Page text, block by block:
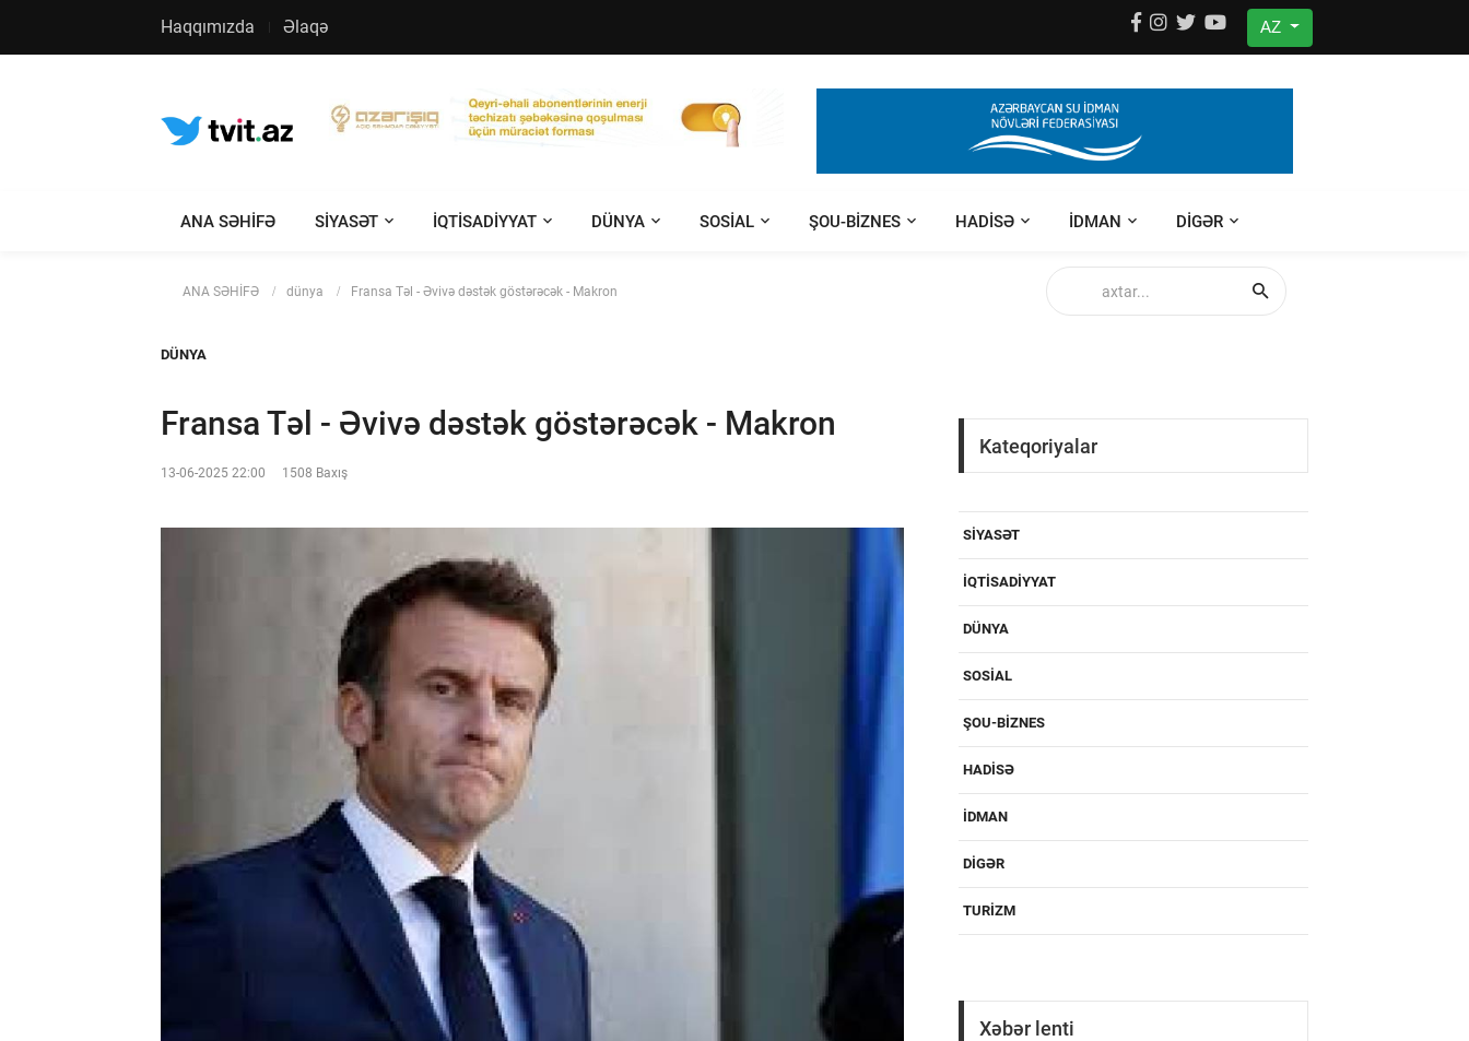
Haqqımızda Əlaqə AZ
ANA SƏHİFƏ SIYASƏT IQTISADIYYAT DÜNYA SOSIAL ŞOU-BIZNES HADISƏ IDMAN DIGƏR
ANA SƏHİFƏ dünya Fransa Təl - Əvivə dəstək göstərəcək - Makron
DÜNYA
Fransa Təl - Əvivə dəstək göstərəcək - Makron
13-06-2025 22:00 1508 Baxış
Kateqoriyalar
SIYASƏT
IQTISADIYYAT
DÜNYA
SOSIAL
ŞOU-BIZNES
HADISƏ
IDMAN
DIGƏR
TURIZM
Xəbər lenti